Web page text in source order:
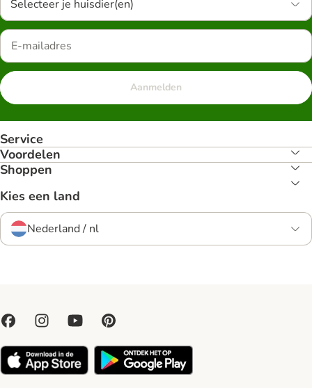
Selecteer je huisdier(en)
Aanmelden
Service
Voordelen
Shoppen
Kies een land
Nederland / nl